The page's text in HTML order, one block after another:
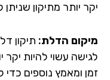
יותר מתיקון שניתן
הדלת:תיקון דלתות
עשוי להיות יקר
ומאמץ נוספים כדי